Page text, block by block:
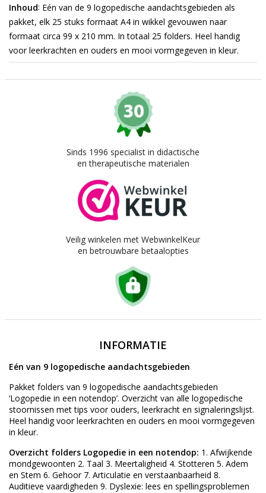
Inhoud: Eén van de 9 logopedische aandachtsgebieden als
pakket, elk 25 stuks formaat A4 in wikkel gevouwen naar
formaat circa 99 x 210 mm. In totaal 25 folders. Heel handig
voor leerkrachten en ouders en mooi vormgegeven in kleur.
Sinds 1996 specialist in didactische
en therapeutische materialen
Veilig winkelen met WebwinkelKeur
en betrouwbare betaalopties
INFORMATIE
Eén van 9 logopedische aandachtsgebieden
Pakket folders van 9 logopedische aandachtsgebieden
‘Logopedie in een notendop’. Overzicht van alle logopedische
stoornissen met tips voor ouders, leerkracht en signaleringslijst.
Heel handig voor leerkrachten en ouders en mooi vormgegeven
in kleur.
Overzicht folders Logopedie in een notendop: 1. Afwijkende
mondgewoonten 2. Taal 3. Meertaligheid 4. Stotteren 5. Adem
en Stem 6. Gehoor 7. Articulatie en verstaanbaarheid 8.
Auditieve vaardigheden 9. Dyslexie: lees en spellingsproblemen